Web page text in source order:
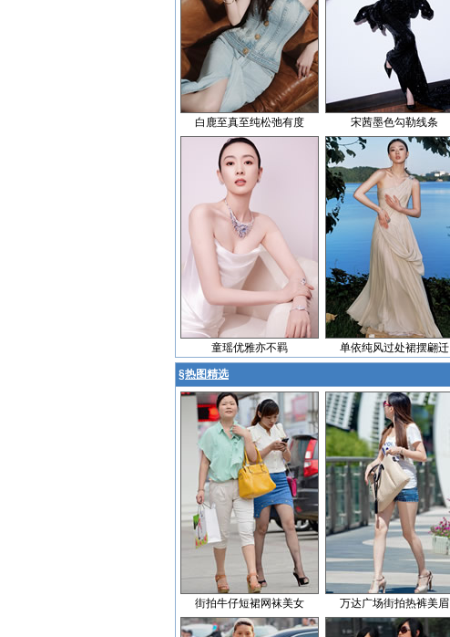
白鹿至真至纯松弛有度 宋茜墨色勾勒线条
童瑶优雅亦不羁 单依纯风过处裙摆翩迁
§热图精选
街拍牛仔短裙网袜美女 万达广场街拍热裤美眉